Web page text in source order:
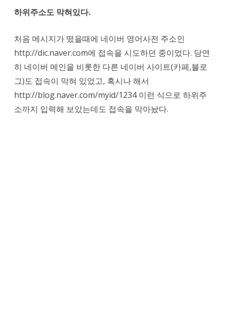
하위주소도 막혀있다.
처음 메시지가 떴을때에 네이버 영어사전 주소인
http://dic.naver.com에 접속을 시도하던 중이었다. 당연
히 네이버 메인을 비롯한 다른 네이버 사이트(카페,블로
그)도 접속이 막혀 있었고, 혹시나 해서
http://blog.naver.com/myid/1234 이런 식으로 하위주
소까지 입력해 보았는데도 접속을 막아놨다.